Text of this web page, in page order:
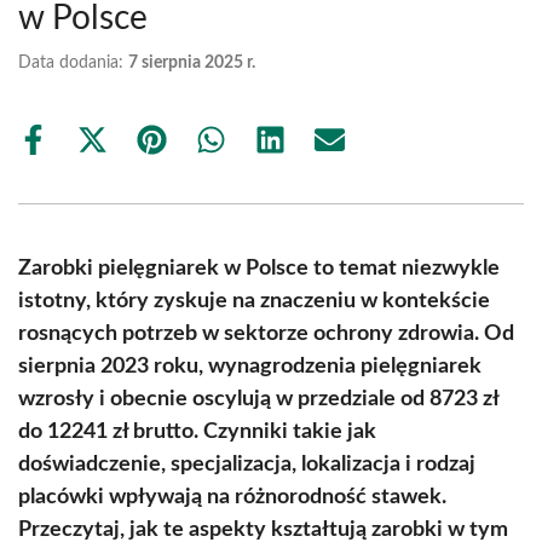
w Polsce
Data dodania: 7 sierpnia 2025 r.
Share
Share
(Twitter)
Share Share Share Share
Zarobki pielęgniarek w Polsce to temat niezwykle
istotny, który zyskuje na znaczeniu w kontekście
rosnących potrzeb w sektorze ochrony zdrowia. Od
sierpnia 2023 roku, wynagrodzenia pielęgniarek
wzrosły i obecnie oscylują w przedziale od 8723 zł
do 12241 zł brutto. Czynniki takie jak
doświadczenie, specjalizacja, lokalizacja i rodzaj
placówki wpływają na różnorodność stawek.
Przeczytaj, jak te aspekty kształtują zarobki w tym